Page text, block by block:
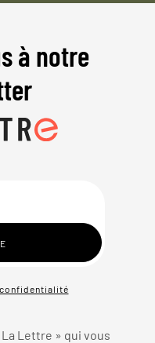
à notre
Lettre » qui vous